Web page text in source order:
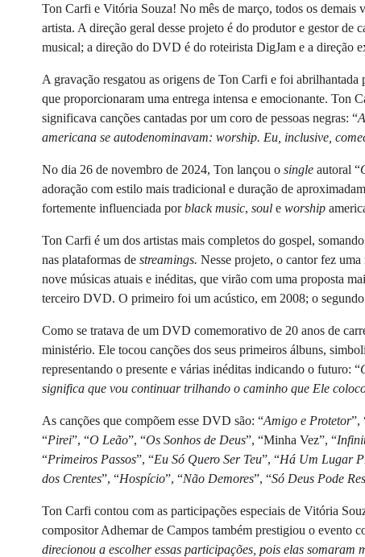
Ton Carfi e Vitória Souza! No mês de março, todos os
artista. A direção geral desse projeto é do produtor e gestor
musical; a direção do DVD é do roteirista DigJam e a direção
A gravação resgatou as origens de Ton Carfi e foi
que proporcionaram uma entrega intensa e emocionante. Ton
significava canções cantadas por um coro de pessoas negras: “
americana se autodenominavam: worship. Eu, inclusive,
No dia 26 de novembro de 2024, Ton lançou o single autoral “
adoração com estilo mais tradicional e duração de
fortemente influenciada porblack music, soul e worship
Ton Carfi é um dos artistas mais completos do gospel,
nas plataformas de streamings. Nesse projeto, o cantor fez uma
nove músicas atuais e inéditas, que virão com uma proposta
terceiro DVD. O primeiro foi um acústico, em 2008; o
Como se tratava de um DVD comemorativo de 20 anos de
ministério. Ele tocou canções dos seus primeiros álbuns,
representando o presente e várias inéditas indicando o futuro: “
significa que vou continuar trilhando o caminho que Ele
As canções que compõem esse DVD são: “Amigo e Protetor”,
“Pirei”, “O Leão”, “Os Sonhos de Deus”, “Minha Vez”, “
“Primeiros Passos”, “Eu Só Quero Ser Teu”, “Há Um Lugar
dos Crentes”, “Hospício”, “Não Demores”, “Só Deus Pode
Ton Carfi contou com as participações especiais de Vitória
compositor Adhemar de Campos também prestigiou o evento
direcionou a escolher essas participações, pois elas